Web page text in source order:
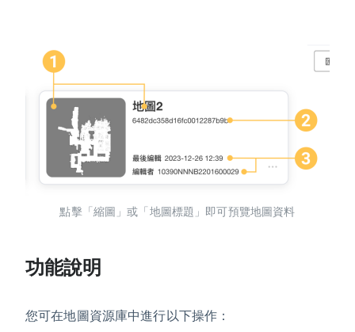
點擊「縮圖」或「地圖標題」即可預覽地圖資料
功能說明
您可在地圖資源庫中進行以下操作：